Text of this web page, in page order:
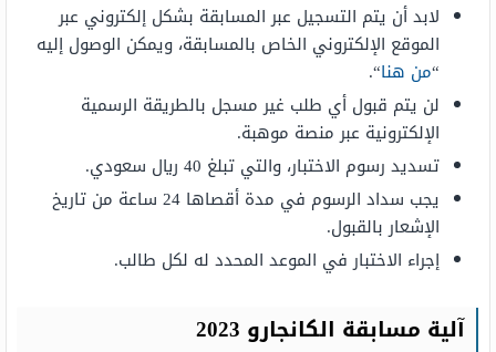
لابد أن يتم التسجيل عبر المسابقة بشكل إلكتروني عبر
الموقع الإلكتروني الخاص بالمسابقة، ويمكن الوصول إليه
“من هنا“.
لن يتم قبول أي طلب غير مسجل بالطريقة الرسمية
الإلكترونية عبر منصة موهبة.
تسديد رسوم الاختبار، والتي تبلغ 40 ريال سعودي.
يجب سداد الرسوم في مدة أقصاها 24 ساعة من تاريخ
الإشعار بالقبول.
إجراء الاختبار في الموعد المحدد له لكل طالب.
آلية مسابقة الكانجارو 2023